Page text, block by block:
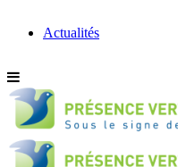
Actualités